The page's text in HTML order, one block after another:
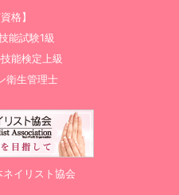
格】
能試験1級
能検定上級
衛生管理士
イリスト協会